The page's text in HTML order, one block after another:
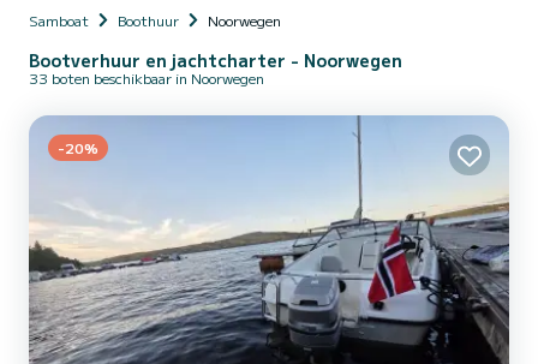
Samboat Boothuur Noorwegen
Bootverhuur en jachtcharter - Noorwegen
33 boten beschikbaar in Noorwegen
-20%